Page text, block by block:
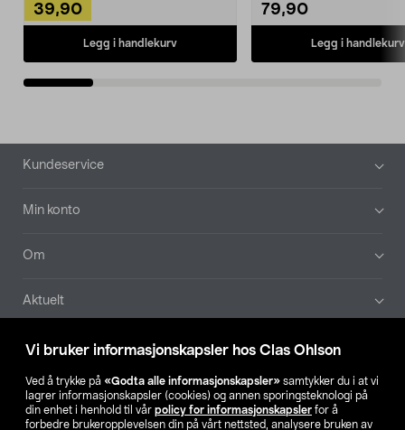
Vi bruker informasjonskapsler hos Clas Ohlson
Ved å trykke på «Godta alle informasjonskapsler» samtykker du i at vi
lagrer informasjonskapsler (cookies) og annen sporingsteknologi på
din enhet i henhold til vår policy for informasjonskapsler for å
forbedre brukeropplevelsen din på vårt nettsted, analysere bruken av
39,90
Legg i handlekurv
79,90
Legg i handlekurv
Bunntekst
Kundeservice
Min konto
Om
Aktuelt
Våre selskaper
Finn din butikk